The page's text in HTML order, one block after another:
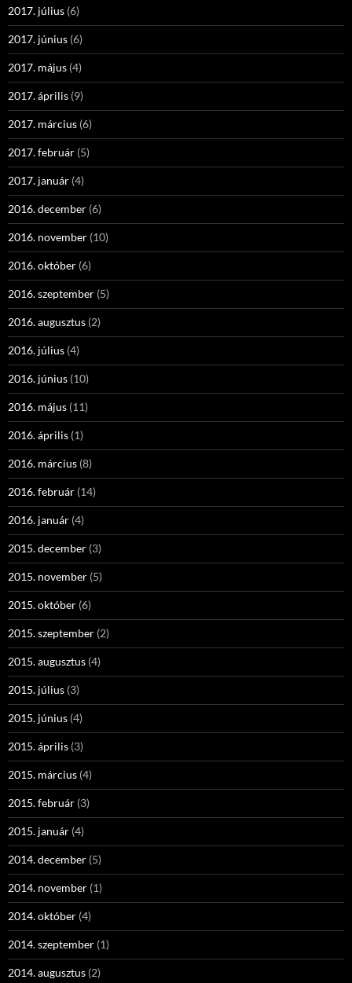
2017. július (6)
2017. június (6)
2017. május (4)
2017. április (9)
2017. március (6)
2017. február (5)
2017. január (4)
2016. december (6)
2016. november (10)
2016. október (6)
2016. szeptember (5)
2016. augusztus (2)
2016. július (4)
2016. június (10)
2016. május (11)
2016. április (1)
2016. március (8)
2016. február (14)
2016. január (4)
2015. december (3)
2015. november (5)
2015. október (6)
2015. szeptember (2)
2015. augusztus (4)
2015. július (3)
2015. június (4)
2015. április (3)
2015. március (4)
2015. február (3)
2015. január (4)
2014. december (5)
2014. november (1)
2014. október (4)
2014. szeptember (1)
2014. augusztus (2)